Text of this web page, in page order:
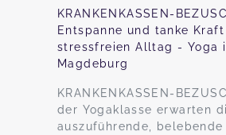
KRANKENKASSEN-
Entspanne und tanke
stressfreien Alltag - Yoga
Magdeburg
KRANKENKASSEN-
der Yogaklasse erwarten
auszuführende, belebende